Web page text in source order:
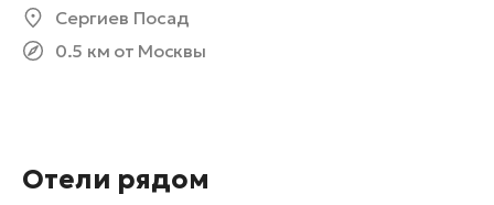
Сергиев Посад
0.5 км от Москвы
Отели рядом